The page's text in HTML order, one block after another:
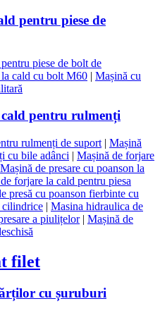
pentru piese de
piese de bolt de
la cald cu bolt M60 | Mașină cu
pentru rulmenți
rulmenți de suport | Mașină
cu bile adânci | Mașină de forjare
Mașină de presare cu poanson la
forjare la cald pentru piesa
presă cu poanson fierbinte cu
cilindrice | Masina hidraulica de
a piulițelor| Mașină de
filet
cu șuruburi